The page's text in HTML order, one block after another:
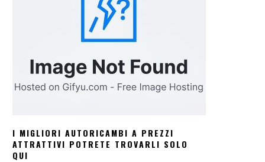
I MIGLIORI AUTORICAMBI A PREZZI
ATTRATTIVI POTRETE TROVARLI SOLO
QUI